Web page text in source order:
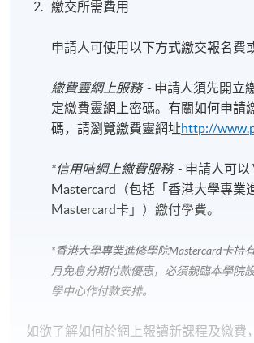
繳交所需費用
申請人可使用以下方式繳交報名費
繳費靈網上服務- 申請人須先開立
定繳費靈網上密碼。有關如何申請
碼，請瀏覽繳費靈網址http://
*信用咭網上繳費服務- 申請人可以
Mastercard（包括「香港大學專業
Mastercard卡」）繳付學費。
*香港大學專業進修學院Mastercard卡持
月免息分期付款優惠，必須親臨本學院
學中心作付款安排。
如欲了解如何於網上報讀新課程及繳費